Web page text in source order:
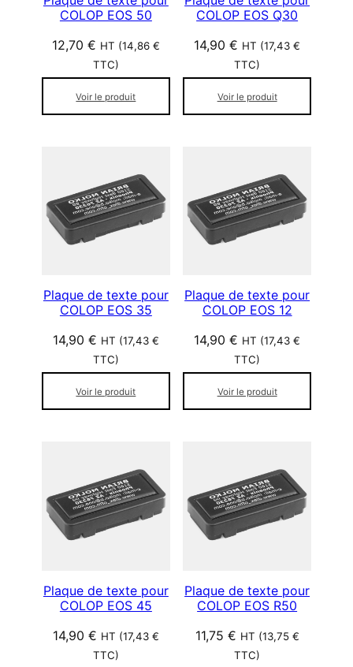
COLOP EOS 50
12,70 € HT (14,86 €
TTC)
Voir le produit
COLOP EOS Q30
14,90€ HT (17,43€
TTC)
Voir le produit
Plaque de texte pour
COLOP EOS 35
14,90 € HT (17,43 €
TTC)
Voir le produit
Plaque de texte pour
COLOP EOS 12
14,90€ HT (17,43€
TTC)
Voir le produit
Plaque de texte pour
COLOP EOS 45
14,90 € HT (17,43 €
TTC)
Plaque de texte pour
COLOP EOS R50
11,75 € HT (13,75 €
TTC)